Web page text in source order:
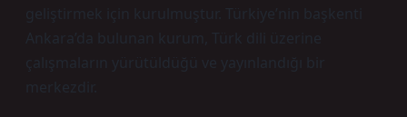
geliştirmek için kurulmuştur. Türkiye’nin başkenti
Ankara’da bulunan kurum, Türk dili üzerine
çalışmaların yürütüldüğü ve yayınlandığı bir
merkezdir.